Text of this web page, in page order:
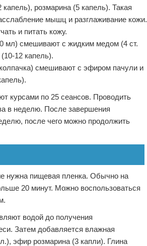
розмарина (5 капель). Такая
мышц и разглаживание кожи.
и питать кожу.
мл) смешивают с жидким медом (4 ст.
12 капель).
смешивают с эфиром пачули и
курсами по 25 сеансов. Проводить
в неделю. После завершения
после чего можно продолжить
нужна пищевая пленка. Обычно на
20 минут. Можно воспользоваться
водой до получения
Затем добавляется влажная
эфир розмарина (3 капли). Глина